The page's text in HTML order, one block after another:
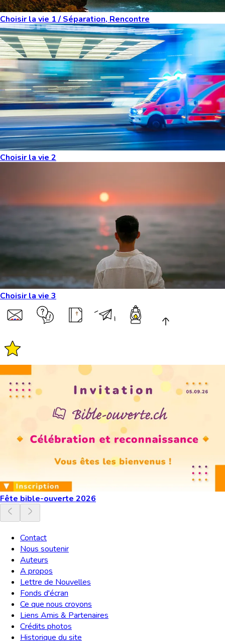
Choisir la vie 1 / Séparation, Rencontre
Choisir la vie 2
Choisir la vie 3
Fête bible-ouverte 2026
Contact
Nous soutenir
Auteurs
A propos
Lettre de Nouvelles
Fonds d'écran
Ce que nous croyons
Liens Amis & Partenaires
Crédits photos
Historique du site